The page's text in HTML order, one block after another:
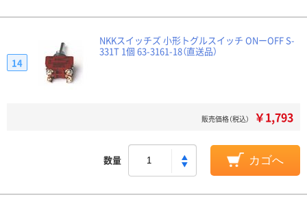
NKKスイッチズ 小形トグルスイッチ ONーOFF S-
331T 1個 63-3161-18（直送品）
14
販売価格（税込） ￥1,793
数量 カゴへ